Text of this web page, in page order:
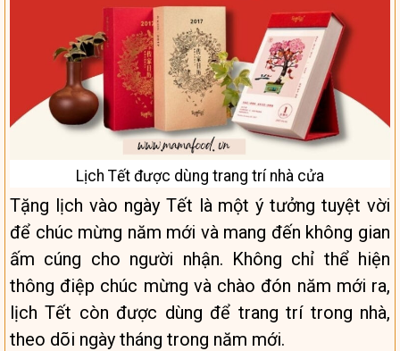
Lịch Tết được dùng trang trí nhà cửa
Tặng lịch vào ngày Tết là một ý tưởng tuyệt vời
để chúc mừng năm mới và mang đến không gian
ấm cúng cho người nhận. Không chỉ thể hiện
thông điệp chúc mừng và chào đón năm mới ra,
lịch Tết còn được dùng để trang trí trong nhà,
theo dõi ngày tháng trong năm mới.